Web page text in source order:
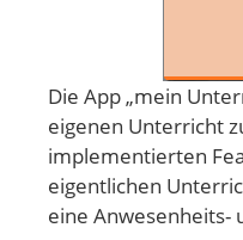
Die App „mein
eigenen Unterricht
implementierten
eigentlichen
eine Anwesenheits-